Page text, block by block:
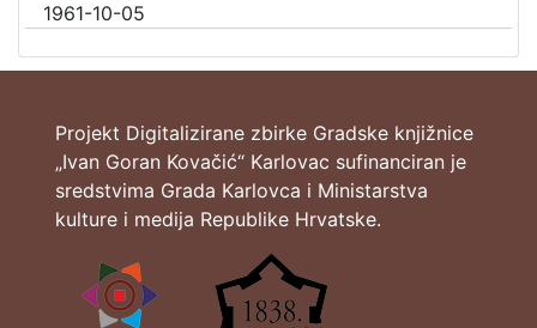
1961-10-05
Projekt Digitalizirane zbirke Gradske knjižnice
„Ivan Goran Kovačić“ Karlovac sufinanciran je
sredstvima Grada Karlovca i Ministarstva
kulture i medija Republike Hrvatske.